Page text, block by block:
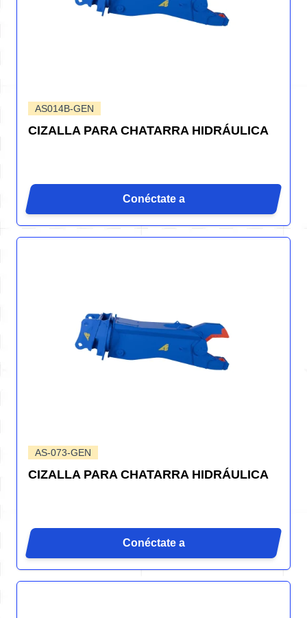
AS014B-GEN
CIZALLA PARA CHATARRA HIDRÁULICA
Conéctate a
AS-073-GEN
CIZALLA PARA CHATARRA HIDRÁULICA
Conéctate a